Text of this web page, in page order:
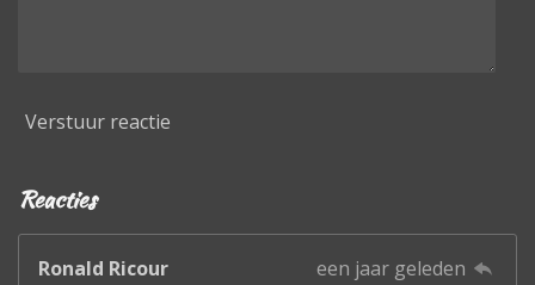
Verstuur reactie
Reacties
Ronald Ricour een jaar geleden